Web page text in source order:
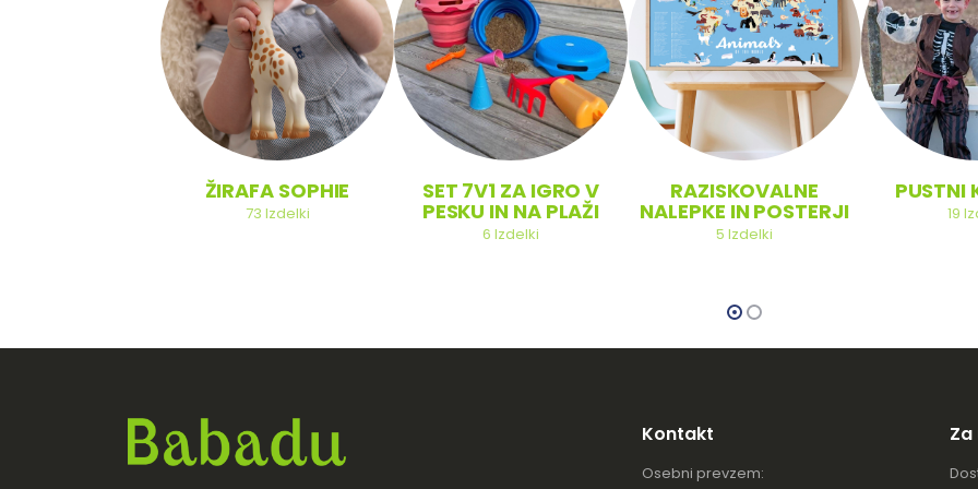
ŽIRAFA SOPHIE
73 Izdelki
SET 7V1 ZA IGRO V
PESKU IN NA PLAŽI
6 Izdelki
RAZISKOVALNE
NALEPKE IN POSTERJI
5 Izdelki
PUSTNI
19
Kontakt
Osebni prevzem: